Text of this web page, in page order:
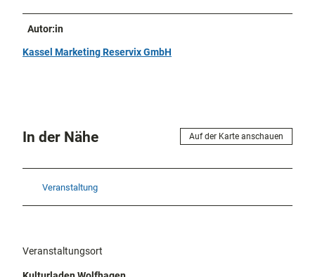
Autor:in
Kassel Marketing Reservix GmbH
In der Nähe Auf der Karte anschauen
Veranstaltung
Veranstaltungsort